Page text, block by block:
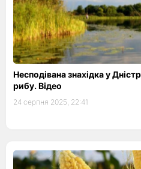
Несподівана знахідка у
рибу. Відео
24 серпня 2025, 22:41